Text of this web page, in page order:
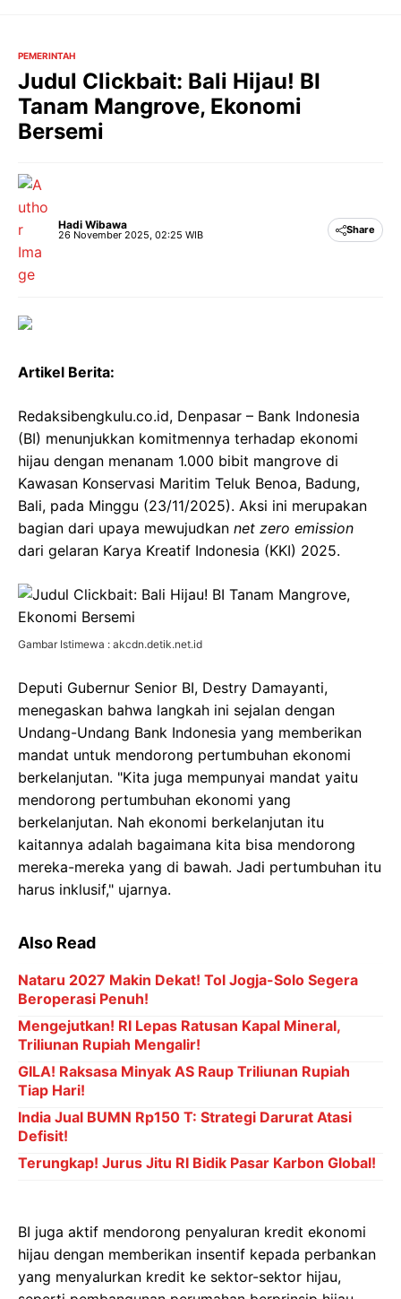
PEMERINTAH
Judul Clickbait: Bali Hijau! BI
Tanam Mangrove, Ekonomi
Bersemi
Hadi Wibawa
26 November 2025, 02:25 WIB Share
Artikel Berita:
Redaksibengkulu.co.id, Denpasar – Bank Indonesia
(BI) menunjukkan komitmennya terhadap ekonomi
hijau dengan menanam 1.000 bibit mangrove di
Kawasan Konservasi Maritim Teluk Benoa, Badung,
Bali, pada Minggu (23/11/2025). Aksi ini merupakan
bagian dari upaya mewujudkan net zero emission
dari gelaran Karya Kreatif Indonesia (KKI) 2025.
Gambar Istimewa : akcdn.detik.net.id
Deputi Gubernur Senior BI, Destry Damayanti,
menegaskan bahwa langkah ini sejalan dengan
Undang-Undang Bank Indonesia yang memberikan
mandat untuk mendorong pertumbuhan ekonomi
berkelanjutan. "Kita juga mempunyai mandat yaitu
mendorong pertumbuhan ekonomi yang
berkelanjutan. Nah ekonomi berkelanjutan itu
kaitannya adalah bagaimana kita bisa mendorong
mereka-mereka yang di bawah. Jadi pertumbuhan itu
harus inklusif," ujarnya.
Also Read
Nataru 2027 Makin Dekat! Tol Jogja-Solo Segera
Beroperasi Penuh!
Mengejutkan! RI Lepas Ratusan Kapal Mineral,
Triliunan Rupiah Mengalir!
GILA! Raksasa Minyak AS Raup Triliunan Rupiah
Tiap Hari!
India Jual BUMN Rp150 T: Strategi Darurat Atasi
Defisit!
Terungkap! Jurus Jitu RI Bidik Pasar Karbon Global!
BI juga aktif mendorong penyaluran kredit ekonomi
hijau dengan memberikan insentif kepada perbankan
yang menyalurkan kredit ke sektor-sektor hijau,